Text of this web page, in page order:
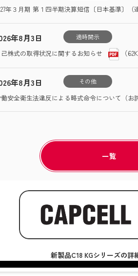
年３月期 第１四半期決算短信〔日本基準〕（
年8月3日 適時開示
株式の取得状況に関するお知らせ （
年8月3日 その他
安全衛生法違反による略式命令について（お
一覧
新製品C18 KGシリーズの詳